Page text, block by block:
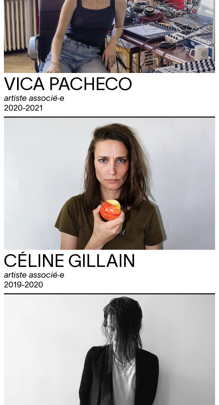
VICA PACHECO
artiste associé·e
2020-2021
CÉLINE GILLAIN
artiste associé·e
2019-2020